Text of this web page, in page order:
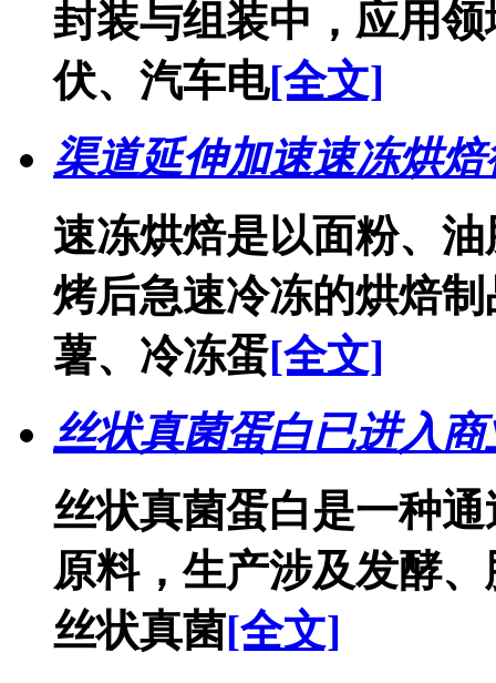
封装与组装中，应用
伏、汽车电[全文]
渠道延伸加速速冻烘
速冻烘焙是以面粉、
烤后急速冷冻的烘焙
薯、冷冻蛋[全文]
丝状真菌蛋白已进入
丝状真菌蛋白是一种
原料，生产涉及发酵
丝状真菌[全文]